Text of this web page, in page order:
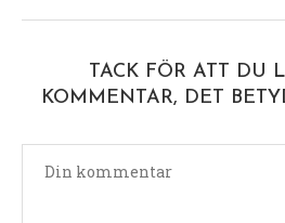
TACK FÖR ATT DU
KOMMENTAR, DET